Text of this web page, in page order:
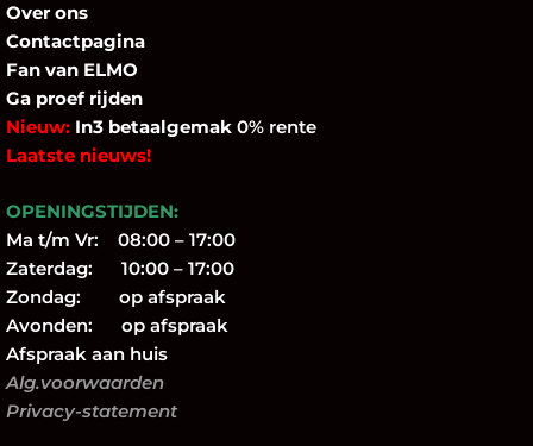
Over ons
Contactpagina
Fan van ELMO
Ga proef rijden
Nieuw: In3 betaalgemak 0% rente
Laatste nieuws!
OPENINGSTIJDEN:
Ma t/m Vr: 08:00 – 17:00
Zaterdag: 10:00 – 17:00
Zondag: op afspraak
Avonden: op afspraak
Afspraak aan huis
Alg.voorwaarden
Privacy-statement